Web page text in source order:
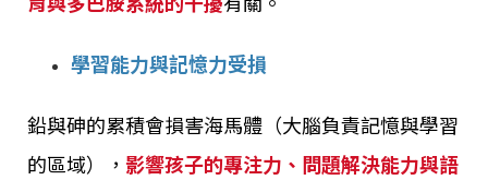
學習能力與記憶力受損
鉛與砷的累積會損害海馬體（大腦負責記憶與學習
的區域）， 影響孩子的專注力、問題解決能力與語